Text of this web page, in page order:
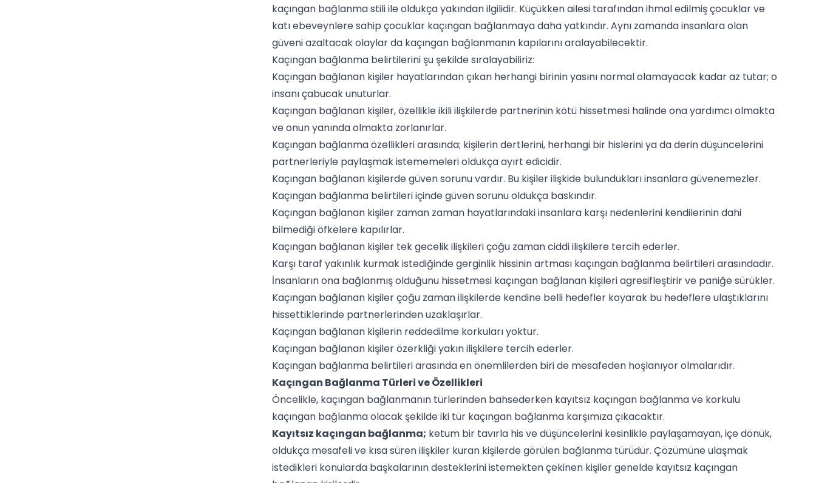
kaçıngan bağlanma stili ile oldukça yakından ilgilidir. Küçükken ailesi tarafından ihmal edilmiş çocuklar ve
katı ebeveynlere sahip çocuklar kaçıngan bağlanmaya daha yatkındır. Aynı zamanda insanlara olan
güveni azaltacak olaylar da kaçıngan bağlanmanın kapılarını aralayabilecektir.
Kaçıngan bağlanma belirtilerini şu şekilde sıralayabiliriz:
Kaçıngan bağlanan kişiler hayatlarından çıkan herhangi birinin yasını normal olamayacak kadar az tutar; o
insanı çabucak unuturlar.
Kaçıngan bağlanan kişiler, özellikle ikili ilişkilerde partnerinin kötü hissetmesi halinde ona yardımcı olmakta
ve onun yanında olmakta zorlanırlar.
Kaçıngan bağlanma özellikleri arasında; kişilerin dertlerini, herhangi bir hislerini ya da derin düşüncelerini
partnerleriyle paylaşmak istememeleri oldukça ayırt edicidir.
Kaçıngan bağlanan kişilerde güven sorunu vardır. Bu kişiler ilişkide bulundukları insanlara güvenemezler.
Kaçıngan bağlanma belirtileri içinde güven sorunu oldukça baskındır.
Kaçıngan bağlanan kişiler zaman zaman hayatlarındaki insanlara karşı nedenlerini kendilerinin dahi
bilmediği öfkelere kapılırlar.
Kaçıngan bağlanan kişiler tek gecelik ilişkileri çoğu zaman ciddi ilişkilere tercih ederler.
Karşı taraf yakınlık kurmak istediğinde gerginlik hissinin artması kaçıngan bağlanma belirtileri arasındadır.
İnsanların ona bağlanmış olduğunu hissetmesi kaçıngan bağlanan kişileri agresifleştirir ve paniğe sürükler.
Kaçıngan bağlanan kişiler çoğu zaman ilişkilerde kendine belli hedefler koyarak bu hedeflere ulaştıklarını
hissettiklerinde partnerlerinden uzaklaşırlar.
Kaçıngan bağlanan kişilerin reddedilme korkuları yoktur.
Kaçıngan bağlanan kişiler özerkliği yakın ilişkilere tercih ederler.
Kaçıngan bağlanma belirtileri arasında en önemlilerden biri de mesafeden hoşlanıyor olmalarıdır.
Kaçıngan Bağlanma Türleri ve Özellikleri
Öncelikle, kaçıngan bağlanmanın türlerinden bahsederken kayıtsız kaçıngan bağlanma ve korkulu
kaçıngan bağlanma olacak şekilde iki tür kaçıngan bağlanma karşımıza çıkacaktır.
Kayıtsız kaçıngan bağlanma; ketum bir tavırla his ve düşüncelerini kesinlikle paylaşamayan, içe dönük,
oldukça mesafeli ve kısa süren ilişkiler kuran kişilerde görülen bağlanma türüdür. Çözümüne ulaşmak
istedikleri konularda başkalarının desteklerini istemekten çekinen kişiler genelde kayıtsız kaçıngan